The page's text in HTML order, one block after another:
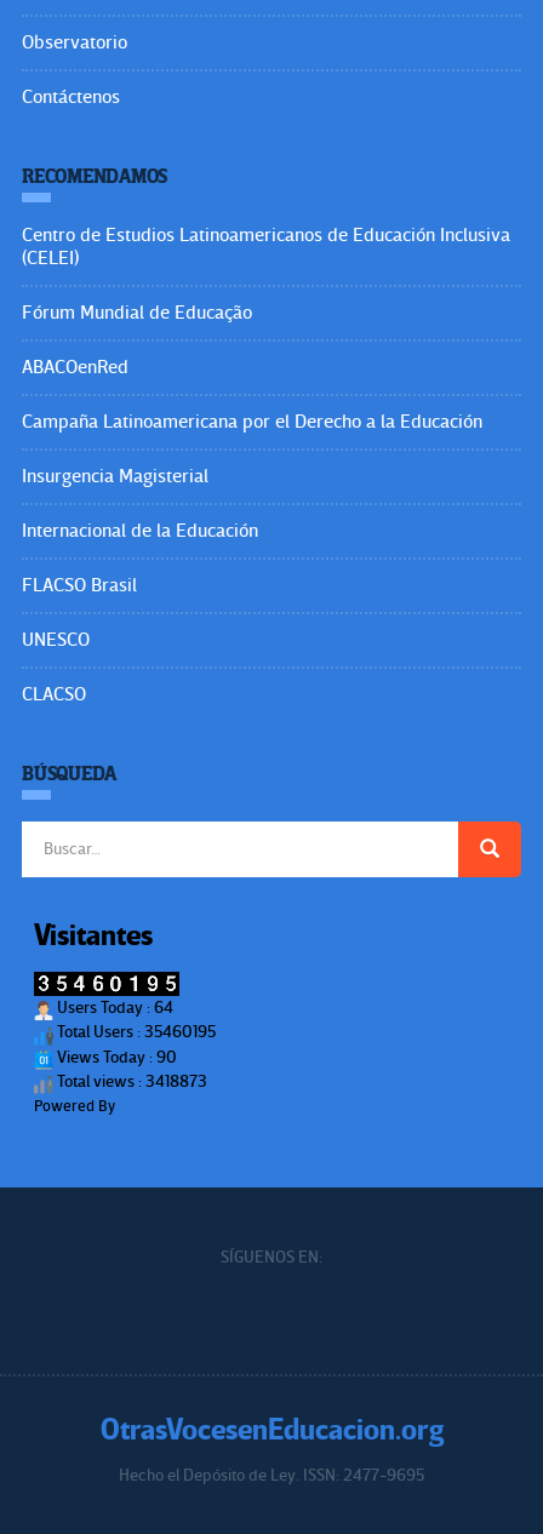
Observatorio
Contáctenos
RECOMENDAMOS
Centro de Estudios Latinoamericanos de Educación Inclusiva
(CELEI)
Fórum Mundial de Educação
ABACOenRed
Campaña Latinoamericana por el Derecho a la Educación
Insurgencia Magisterial
Internacional de la Educación
FLACSO Brasil
UNESCO
CLACSO
BÚSQUEDA
Visitantes
Users Today : 64
Total Users : 35460195
Views Today : 90
Total views : 3418873
Powered By
SÍGUENOS EN:
OtrasVocesenEducacion.org
Hecho el Depósito de Ley. ISSN: 2477-9695